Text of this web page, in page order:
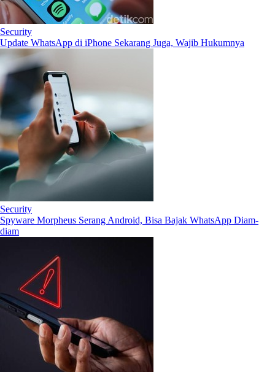
Security
Update WhatsApp di iPhone Sekarang Juga, Wajib Hukumnya
Security
Spyware Morpheus Serang Android, Bisa Bajak WhatsApp Diam-
diam